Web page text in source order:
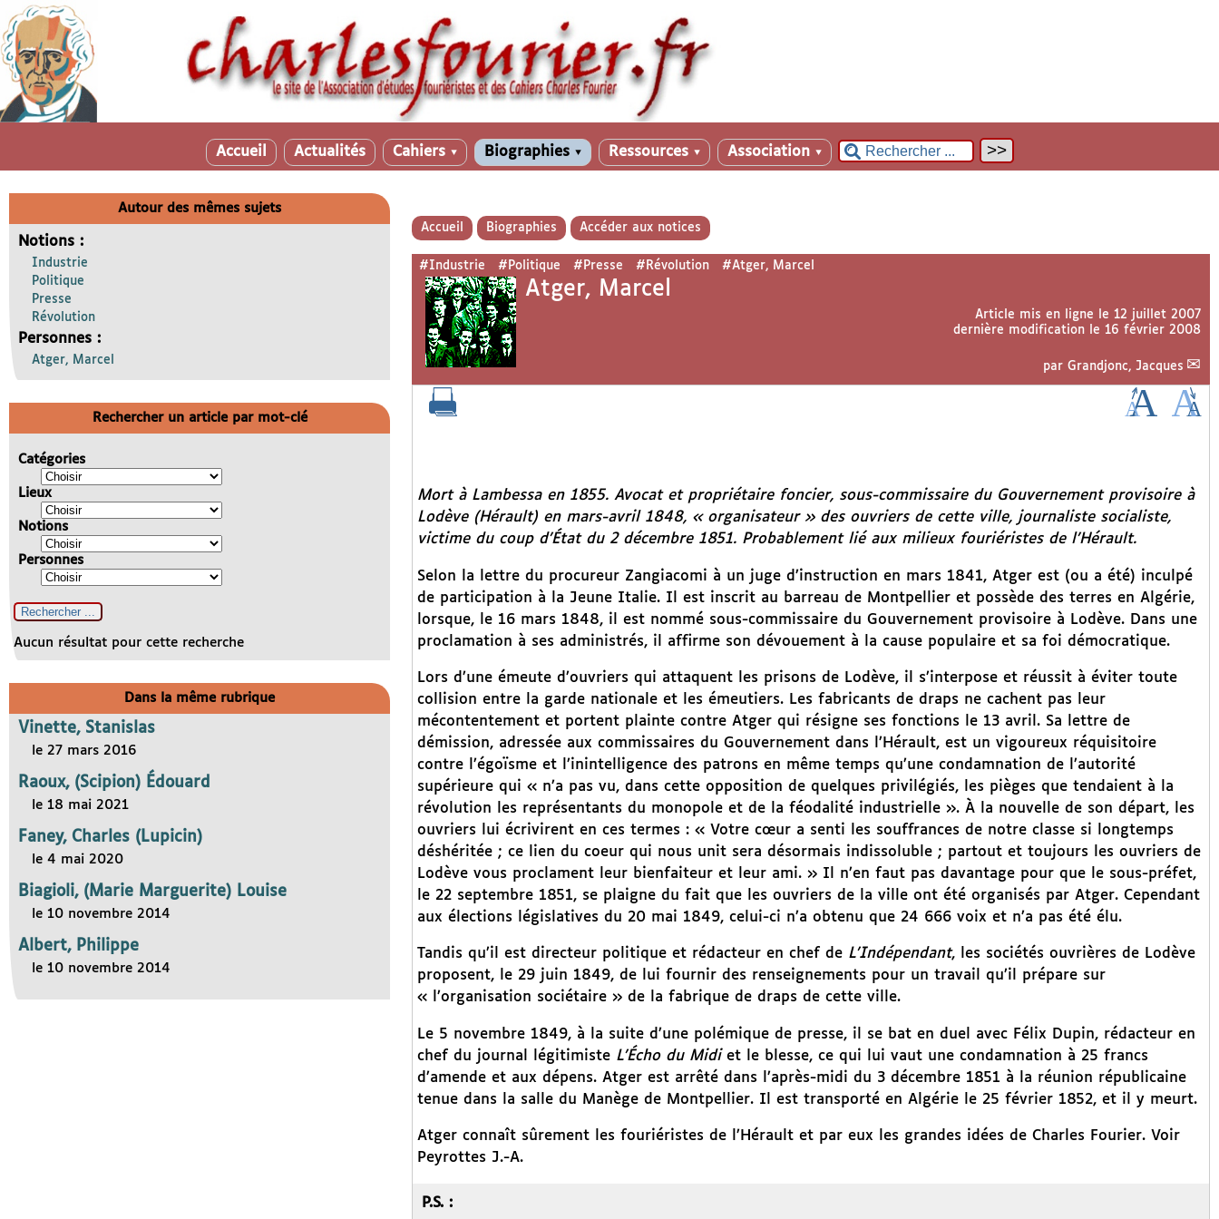
Accueil Actualités Cahiers ▼ Biographies ▼ Ressources ▼ Association ▼
Accueil Biographies Accéder aux notices
#Industrie #Politique #Presse #Révolution #Atger, Marcel
Atger, Marcel
Article mis en ligne le 12 juillet 2007
dernière modification le 16 février 2008
par Grandjonc, Jacques
Mort à Lambessa en 1855. Avocat et propriétaire foncier, sous-commissaire du Gouvernement provisoire à
Lodève (Hérault) en mars-avril 1848, « organisateur » des ouvriers de cette ville, journaliste socialiste,
victime du coup d’État du 2 décembre 1851. Probablement lié aux milieux fouriéristes de l’Hérault.
Selon la lettre du procureur Zangiacomi à un juge d’instruction en mars 1841, Atger est (ou a été) inculpé
de participation à la Jeune Italie. Il est inscrit au barreau de Montpellier et possède des terres en Algérie,
lorsque, le 16 mars 1848, il est nommé sous-commissaire du Gouvernement provisoire à Lodève. Dans une
proclamation à ses administrés, il affirme son dévouement à la cause populaire et sa foi démocratique.
Lors d’une émeute d’ouvriers qui attaquent les prisons de Lodève, il s’interpose et réussit à éviter toute
collision entre la garde nationale et les émeutiers. Les fabricants de draps ne cachent pas leur
mécontentement et portent plainte contre Atger qui résigne ses fonctions le 13 avril. Sa lettre de
démission, adressée aux commissaires du Gouvernement dans l’Hérault, est un vigoureux réquisitoire
contre l’égoïsme et l’inintelligence des patrons en même temps qu’une condamnation de l’autorité
supérieure qui « n’a pas vu, dans cette opposition de quelques privilégiés, les pièges que tendaient à la
révolution les représentants du monopole et de la féodalité industrielle ». À la nouvelle de son départ, les
ouvriers lui écrivirent en ces termes : « Votre cœur a senti les souffrances de notre classe si longtemps
déshéritée ; ce lien du coeur qui nous unit sera désormais indissoluble ; partout et toujours les ouvriers de
Lodève vous proclament leur bienfaiteur et leur ami. » Il n’en faut pas davantage pour que le sous-préfet,
le 22 septembre 1851, se plaigne du fait que les ouvriers de la ville ont été organisés par Atger. Cependant
aux élections législatives du 20 mai 1849, celui-ci n’a obtenu que 24 666 voix et n’a pas été élu.
Tandis qu’il est directeur politique et rédacteur en chef de L’Indépendant, les sociétés ouvrières de Lodève
proposent, le 29 juin 1849, de lui fournir des renseignements pour un travail qu’il prépare sur
« l’organisation sociétaire » de la fabrique de draps de cette ville.
Le 5 novembre 1849, à la suite d’une polémique de presse, il se bat en duel avec Félix Dupin, rédacteur en
chef du journal légitimiste L’Écho du Midiet le blesse, ce qui lui vaut une condamnation à 25 francs
d’amende et aux dépens. Atger est arrêté dans l’après-midi du 3 décembre 1851 à la réunion républicaine
tenue dans la salle du Manège de Montpellier. Il est transporté en Algérie le 25 février 1852, et il y meurt.
Atger connaît sûrement les fouriéristes de l’Hérault et par eux les grandes idées de Charles Fourier. Voir
Peyrottes J.-A.
P.S. :
Autour des mêmes sujets
Notions :
Industrie
Politique
Presse
Révolution
Personnes :
Atger, Marcel
Rechercher un article par mot-clé
Catégories
Lieux
Notions
Personnes
Aucun résultat pour cette recherche
Dans la même rubrique
Vinette, Stanislas
le 27 mars 2016
Raoux, (Scipion) Édouard
le 18 mai 2021
Faney, Charles (Lupicin)
le 4 mai 2020
Biagioli, (Marie Marguerite) Louise
le 10 novembre 2014
Albert, Philippe
le 10 novembre 2014